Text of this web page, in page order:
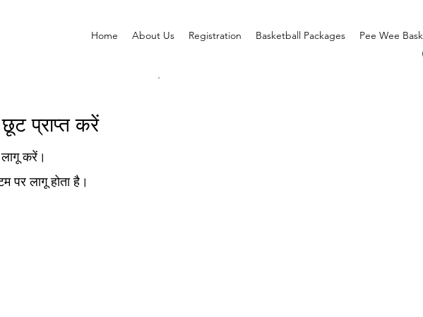
Home About Us Registration Basketball Packages Pee Wee
प्राप्त करें
करें।
पर लागू होता है।